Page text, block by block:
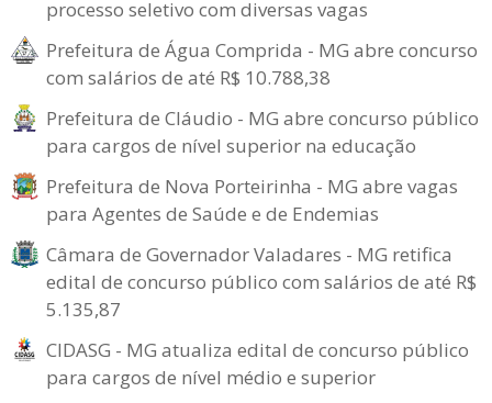
processo seletivo com diversas vagas
Prefeitura de Água Comprida - MG abre concurso
com salários de até R$ 10.788,38
Prefeitura de Cláudio - MG abre concurso público
para cargos de nível superior na educação
Prefeitura de Nova Porteirinha - MG abre vagas
para Agentes de Saúde e de Endemias
Câmara de Governador Valadares - MG retifica
edital de concurso público com salários de até R$
5.135,87
CIDASG - MG atualiza edital de concurso público
para cargos de nível médio e superior